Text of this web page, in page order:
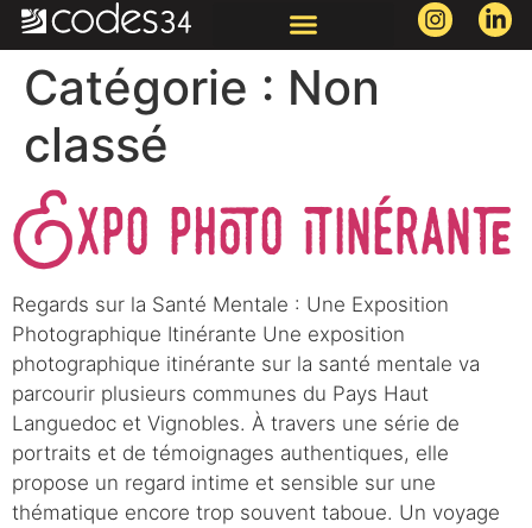
Catégorie : Non
classé
Expo photo itinérante
Regards sur la Santé Mentale : Une Exposition
Photographique Itinérante Une exposition
photographique itinérante sur la santé mentale va
parcourir plusieurs communes du Pays Haut
Languedoc et Vignobles. À travers une série de
portraits et de témoignages authentiques, elle
propose un regard intime et sensible sur une
thématique encore trop souvent taboue. Un voyage